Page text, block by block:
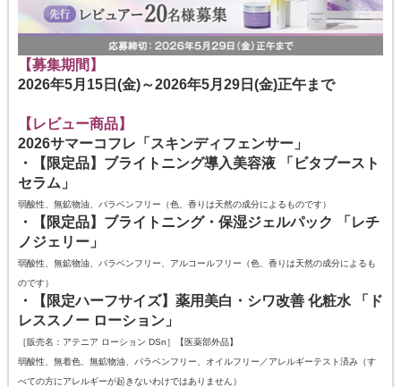
【募集期間】
2026年5月15日(金)～2026年5月29日(金)正午まで
【レビュー商品】
2026サマーコフレ「スキンディフェンサー」
・【限定品】ブライトニング導入美容液 「ビタブースト
セラム」
弱酸性、無鉱物油、パラベンフリー（色、香りは天然の成分によるものです）
・【限定品】ブライトニング・保湿ジェルパック 「レチ
ノジェリー」
弱酸性、無鉱物油、パラベンフリー、アルコールフリー（色、香りは天然の成分によるも
のです）
・【限定ハーフサイズ】薬用美白・シワ改善 化粧水 「ド
レススノー ローション」
［販売名：アテニア ローション DSn］【医薬部外品】
弱酸性、無着色、無鉱物油、パラベンフリー、オイルフリー／アレルギーテスト済み（す
べての方にアレルギーが起きないわけではありません）